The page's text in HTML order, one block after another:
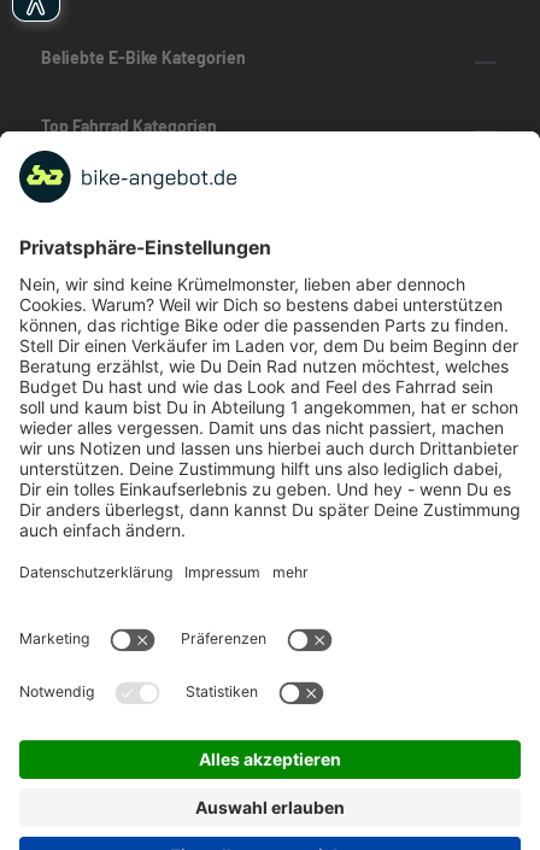
Beliebte E-Bike Kategorien
Top Fahrrad Kategorien
Beliebte Fahrrad-Kategorien
Marken-Highlights
TOP-Marken
ZAHLUNGSARTEN / RATENKAUF
FÜR ARBEITGEBER & ARBEITNEHMER